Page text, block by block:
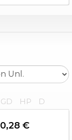
GD HP D
0,28 €